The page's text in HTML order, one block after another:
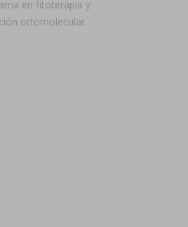
en fitoterapia y
ortomolecular.